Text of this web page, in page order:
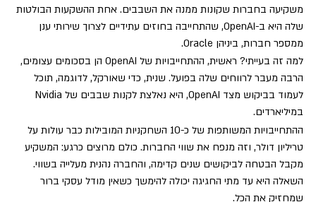
משקיעה בחברות שקונות ממנה את השבבים. אחת ההשקעות הבולטות
שלה היא ב-OpenAI, שהתחייבה בחוזים עתידיים לצרוך שירותי ענן
ממספר חברות, ביניהן Oracle.
למה זה בעייתי? ראשית, ההתחייבויות של OpenAI הן בסכומים עצומים,
הרבה מעבר לרווחים שלה בפועל. שנית, כדי שאורקל, לדוגמה, תוכל
במיליארדים.
ההתחייבויות המשותפות של כ-10 השחקניות המובילות כבר עולות על
טריליון דולר, וזה מנפח את שווי החברות. כולם מרוצים כרגע: המשקיע
מקבל הבטחה לביקושים שנים קדימה, והחברה נהנית מעלייה בשווי.
השאלה היא עד מתי החגיגה יכולה להימשך כשאין מודל עסקי ברור
שמחזיק את הכל.